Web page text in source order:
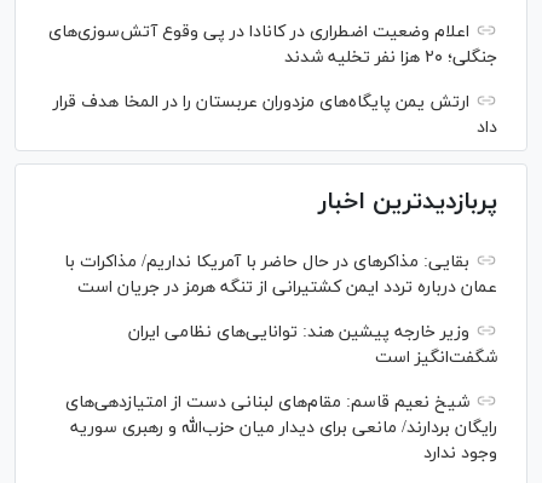
اعلام وضعیت اضطراری در کانادا در پی وقوع آتش‌سوزی‌های
جنگلی؛ ۲۰ هزا نفر تخلیه شدند
ارتش یمن پایگاه‌های مزدوران عربستان را در المخا هدف قرار
داد
پربازدیدترین اخبار
بقایی: مذاکره‎ای در حال حاضر با آمریکا نداریم/ مذاکرات با
عمان درباره تردد ایمن کشتیرانی از تنگه هرمز در جریان است
وزیر خارجه پیشین هند: توانایی‌های نظامی ایران
شگفت‌انگیز است
شیخ نعیم قاسم: مقام‌های لبنانی دست از امتیازدهی‌های
رایگان بردارند/ مانعی برای دیدار میان حزب‌الله و رهبری سوریه
وجود ندارد